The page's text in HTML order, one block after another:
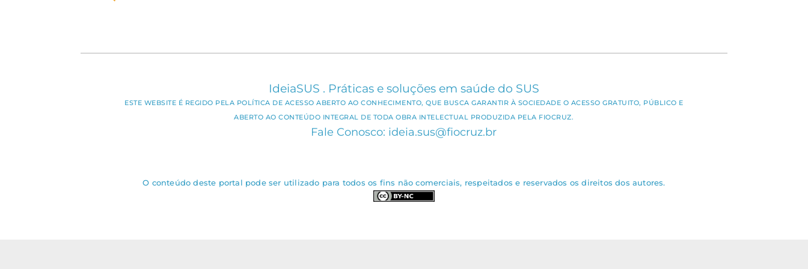
IdeiaSUS . Práticas e soluções em saúde do SUS
ESTE WEBSITE É REGIDO PELA POLÍTICA DE ACESSO ABERTO AO CONHECIMENTO, QUE BUSCA GARANTIR À SOCIEDADE O ACESSO GRATUITO, PÚBLICO E
ABERTO AO CONTEÚDO INTEGRAL DE TODA OBRA INTELECTUAL PRODUZIDA PELA FIOCRUZ.
Fale Conosco: ideia.sus@fiocruz.br
O conteúdo deste portal pode ser utilizado para todos os fins não comerciais, respeitados e reservados os direitos dos autores.